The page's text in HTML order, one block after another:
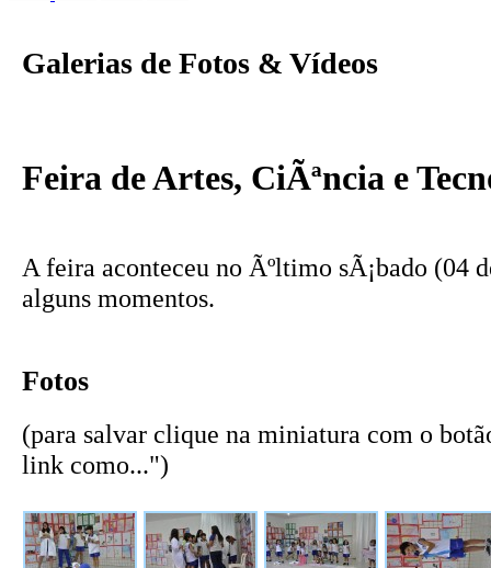
Galerias de Fotos & Vídeos
Feira de Artes, CiÃªncia e
A feira aconteceu no Ãºltimo sÃ¡bado (04
alguns momentos.
Fotos
(para salvar clique na miniatura com o
link como...")